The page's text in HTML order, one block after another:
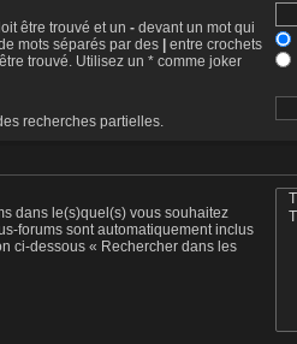
être trouvé et un - devant un mot qui
mots séparés par des | entre crochets
trouvé. Utilisez un * comme joker
recherches partielles.
dans le(s)quel(s) vous souhaitez
forums sont automatiquement inclus
ci-dessous « Rechercher dans les